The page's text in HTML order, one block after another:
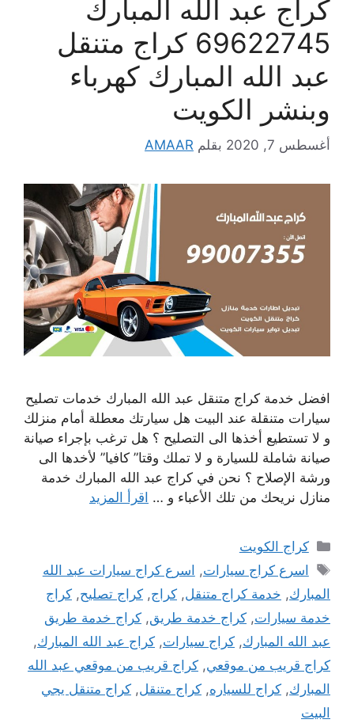
كراج عبد الله المبارك
69622745 كراج متنقل
عبد الله المبارك كهرباء
وبنشر الكويت
أغسطس 7, 2020 بقلم AMAAR
افضل خدمة كراج متنقل عبد الله المبارك خدمات تصليح
سيارات متنقلة عند البيت هل سيارتك معطلة أمام منزلك
و لا تستطيع أخذها الى التصليح ؟ هل ترغب بإجراء صيانة
صيانة شاملة للسيارة و لا تملك وقتا” كافيا” لأخدها الى
ورشة الإصلاح ؟ نحن في كراج عبد الله المبارك خدمة
منازل نريحك من تلك الأعباء و … اقرأ المزيد
التصنيفات
كراج الكويت
الوسوم
اسرع كراج سيارات, اسرع كراج سيارات عبد الله
المبارك, خدمة كراج متنقل, كراج, كراج تصليح, كراج
خدمة سيارات, كراج خدمة طريق, كراج خدمة طريق
عبد الله المبارك, كراج سيارات, كراج عبد الله المبارك,
كراج قريب من موقعي, كراج قريب من موقعي عبد الله
المبارك, كراج للسياره, كراج متنقل, كراج متنقل يجي
البيت